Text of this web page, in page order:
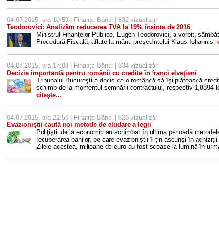
04.07.2015, ora 10:59 | Finanţe-Bănci | 832 vizualizări
Teodorovici: Analizăm reducerea TVA la 19% înainte de 2016
Ministrul Finanţelor Publice, Eugen Teodorovici, a vorbit,
Procedură Fiscală, aflate la mâna preşedintelui Klaus Iohannis.
04.07.2015, ora 17:08 | Finanţe-Bănci | 834 vizualizări
Decizie importantă pentru românii cu credite în franci elveţieni
Tribunalul Bucureşti a decis ca o româncă să îşi plătească
schimb de la momentul semnării contractului, respectiv 1,8894
citeşte...
04.07.2015, ora 21:56 | Finanţe-Bănci | 826 vizualizări
Evazioniştii caută noi metode de eludare a legii
Poliţiştii de la economic au schimbat în ultima perioadă
recuperarea banilor, pe care evazioniştii îi ţin ascunşi în
Zilele acestea, milioane de euro au fost scoase la lumină în